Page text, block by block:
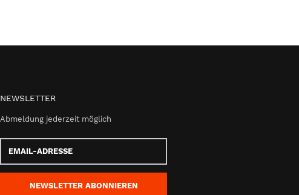
NEWSLETTER
Abmeldung jederzeit möglich
Email-
Adresse
NEWSLETTER ABONNIEREN